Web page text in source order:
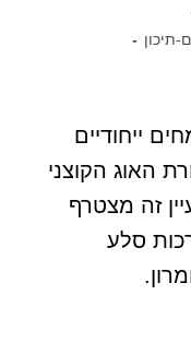
תיכון
ייחודיים
האוג הקוצני
זה מצטרף
סלע